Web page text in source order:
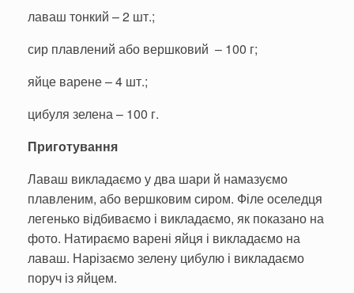
лаваш тонкий – 2 шт.;
сир плавлений або вершковий – 100 г;
яйце варене – 4 шт.;
цибуля зелена – 100 г.
Приготування
Лаваш викладаємо у два шари й намазуємо
плавленим, або вершковим сиром. Філе оселедця
легенько відбиваємо і викладаємо, як показано на
фото. Натираємо варені яйця і викладаємо на
лаваш. Нарізаємо зелену цибулю і викладаємо
поруч із яйцем.